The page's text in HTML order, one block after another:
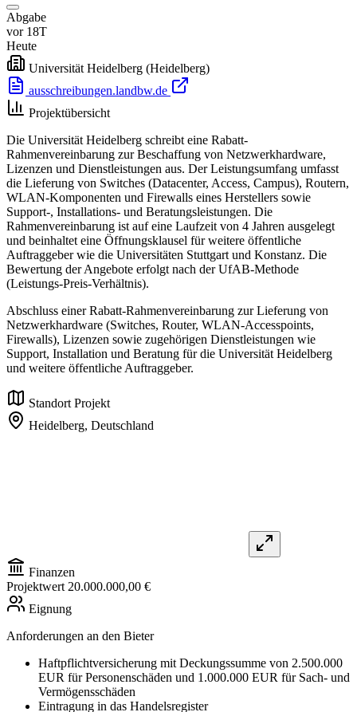
Abgabe
vor 18T
Heute
Universität Heidelberg (Heidelberg)
ausschreibungen.landbw.de
Projektübersicht
Die Universität Heidelberg schreibt eine Rabatt-
Rahmenvereinbarung zur Beschaffung von Netzwerkhardware,
Lizenzen und Dienstleistungen aus. Der Leistungsumfang umfasst
die Lieferung von Switches (Datacenter, Access, Campus), Routern,
WLAN-Komponenten und Firewalls eines Herstellers sowie
Support-, Installations- und Beratungsleistungen. Die
Rahmenvereinbarung ist auf eine Laufzeit von 4 Jahren ausgelegt
und beinhaltet eine Öffnungsklausel für weitere öffentliche
Auftraggeber wie die Universitäten Stuttgart und Konstanz. Die
Bewertung der Angebote erfolgt nach der UfAB-Methode
(Leistungs-Preis-Verhältnis).
Abschluss einer Rabatt-Rahmenvereinbarung zur Lieferung von
Netzwerkhardware (Switches, Router, WLAN-Accesspoints,
Firewalls), Lizenzen sowie zugehörigen Dienstleistungen wie
Support, Installation und Beratung für die Universität Heidelberg
und weitere öffentliche Auftraggeber.
Standort Projekt
Heidelberg, Deutschland
Finanzen
Projektwert 20.000.000,00 €
Eignung
Anforderungen an den Bieter
Haftpflichtversicherung mit Deckungssumme von 2.500.000
EUR für Personenschäden und 1.000.000 EUR für Sach- und
Vermögensschäden
Eintragung in das Handelsregister